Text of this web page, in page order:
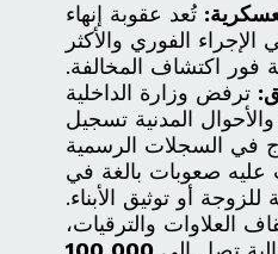
تُعد عقوبة إنهاء
الفوري والأكثر
فور اكتشاف المخالفة.
ترفض وزارة الداخلية
المدنية تسجيل
في السجلات الرسمية
عليه صعوبات بالغة في
أو توثيق الأبناء.
العلاوات والترقيات،